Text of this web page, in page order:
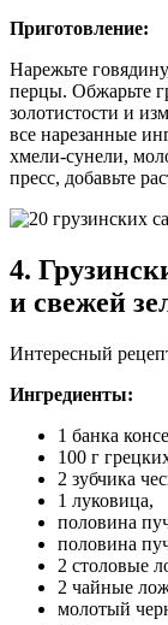
Приготовление:
Нарежьте
перцы. Обжарьте
золотистости и
все нарезанные
хмели-сунели,
пресс, добавьте
4.
и свежей
Интересный
Ингредиенты:
1 банка
100 г
2 зубчика
1 луковица,
половина
половина
2 столовые
2 чайные
молотый